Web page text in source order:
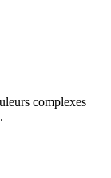
complexes